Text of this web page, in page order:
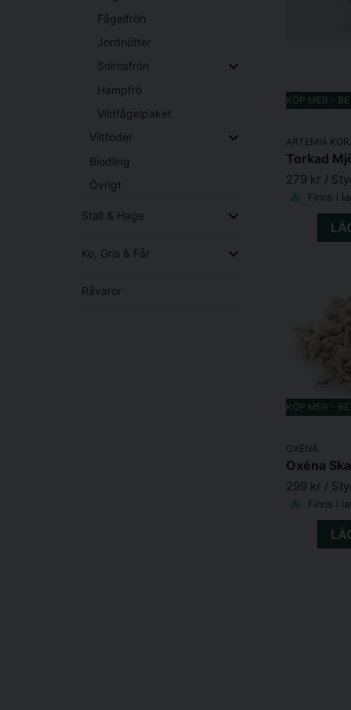
områden och bostadsområden, blir
fågelmatare och fågelmat främjar du alltså
vänner får en trygg plats att häcka på.
Fågelfrön
Jordnötter
Solrosfrön
Hampfrö
Vildfågelpaket
Viltfoder
Biodling
Övrigt
Stall & Hage
Ko, Gris & Får
Råvaror
KÖP MER -
ARTEMIA
Torkad
279 kr /
Finns i
KÖP MER -
OXÉNA
Oxéna
299 kr /
Finns i